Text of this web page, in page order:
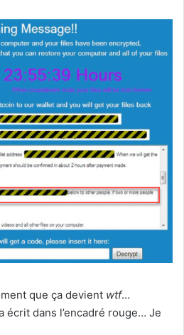
que ça devient wtf…
écrit dans l’encadré rouge… Je